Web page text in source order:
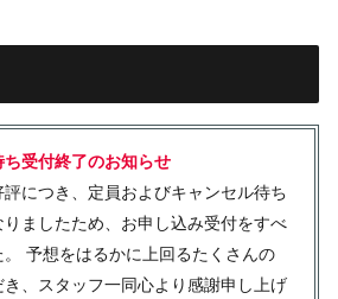
受付終了のお知らせ
につき、定員およびキャンセル待ち
ましたため、お申し込み受付をすべ
予想をはるかに上回るたくさんの
、スタッフ一同心より感謝申し上げ